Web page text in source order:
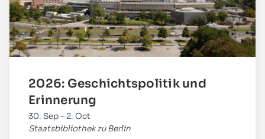
2026: Geschichtspolitik und
Erinnerung
30. Sep – 2. Oct
Staatsbibliothek zu Berlin